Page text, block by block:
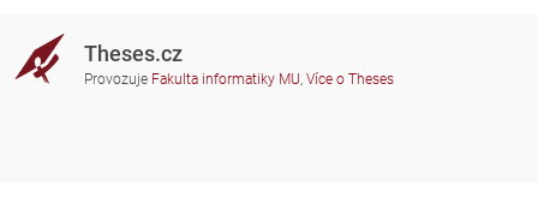
Theses.cz
Provozuje Fakulta informatiky MU, Více o Theses